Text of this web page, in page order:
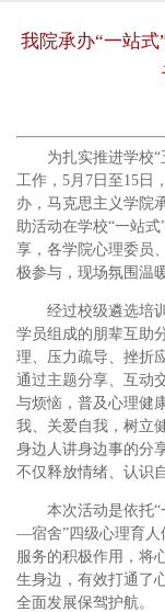
我院承办“一站
为扎实推进学校
工作， 5 月 7日至15日
办，马克思主义学院
助活动在学校“一站
享，各学院心理委员
极参与，现场氛围温
经过校级遴选培
学员组成的朋辈互助
理、压力疏导、挫折
通过主题分享、互动
与烦恼，普及心理健
我、关爱自我，树立
身边人讲身边事的分
不仅释放情绪、认识
本次活动是依托
—宿舍”四级心理育人
服务的积极作用，将
生身边，有效打通了
全面发展保驾护航。